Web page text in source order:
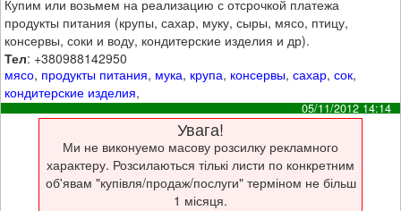
Купим или возьмем на реализацию с отсрочкой платежа
продукты питания (крупы, сахар, муку, сыры, мясо, птицу,
консервы, соки и воду, кондитерские изделия и др).
Тел: +380988142950
мясо, продукты питания, мука, крупа, консервы,сахар,сок,
кондитерские изделия,
05/11/2012 14:14
Увага!
Ми не виконуемо масову розсилку рекламного
характеру. Розсилаються тількі листи по конкретним
об'явам "купівля/продаж/послуги" терміном не більш
1 місяця.